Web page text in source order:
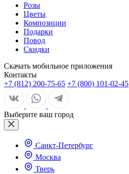
Розы
Цветы
Композиции
Подарки
Повод
Скидки
Скачать мобильное приложения
Контакты
+7 (812) 200-75-65 +7 (800) 101-02-45
Выберите ваш город
Санкт-Петербург
Москва
Тверь